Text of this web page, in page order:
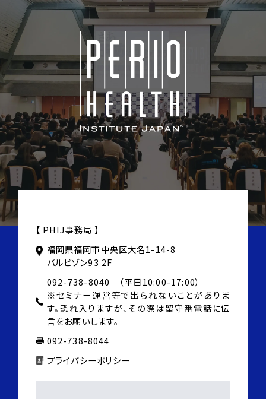
【 PHIJ事務局 】
福岡県福岡市中央区大名1-14-8
バルビゾン93 2F
092-738-8040 （平日10:00-17:00）
※セミナー運営等で出られないことがありま
す。恐れ入りますが、その際は留守番電話に伝
言をお願いします。
092-738-8044
プライバシーポリシー